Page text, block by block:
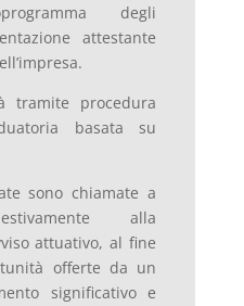
degli
attestante
tramite procedura
basata su
sono chiamate a
alla
attuativo, al fine
offerte da un
significativo e